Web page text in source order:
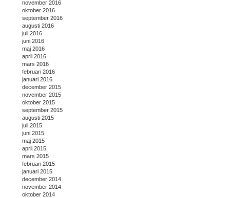
november 2016
oktober 2016
september 2016
augusti 2016
juli 2016
juni 2016
maj 2016
april 2016
mars 2016
februari 2016
januari 2016
december 2015
november 2015
oktober 2015
september 2015
augusti 2015
juli 2015
juni 2015
maj 2015
april 2015
mars 2015
februari 2015
januari 2015
december 2014
november 2014
oktober 2014